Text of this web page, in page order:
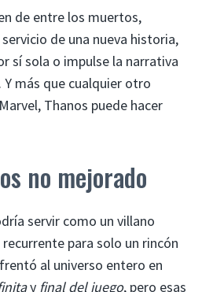
de entre los muertos,
de una nueva historia,
sí sola o impulse la narrativa
más que cualquier otro
Thanos puede hacer
no mejorado
servir como un villano
para solo un rincón
al universo entero en
y final del juego, pero esas